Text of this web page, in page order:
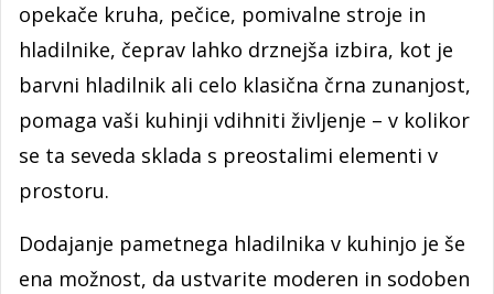
opekače kruha, pečice, pomivalne stroje in
hladilnike, čeprav lahko drznejša izbira, kot je
barvni hladilnik ali celo klasična črna zunanjost,
pomaga vaši kuhinji vdihniti življenje – v kolikor
se ta seveda sklada s preostalimi elementi v
prostoru.
Dodajanje pametnega hladilnika v kuhinjo je še
ena možnost, da ustvarite moderen in sodoben